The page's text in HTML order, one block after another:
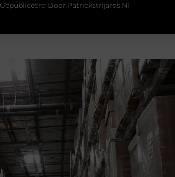
Gepubliceerd Door Patrickstrijards.nl